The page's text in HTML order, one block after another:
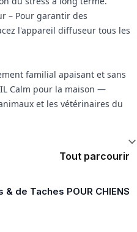
– Pour garantir des
l'appareil diffuseur tous les
familial apaisant et sans
Calm pour la maison —
et les vétérinaires du
Tout parcourir
de Taches POUR CHIENS